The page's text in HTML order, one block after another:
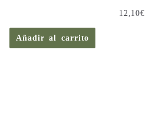
12,10€
Añadir al carrito